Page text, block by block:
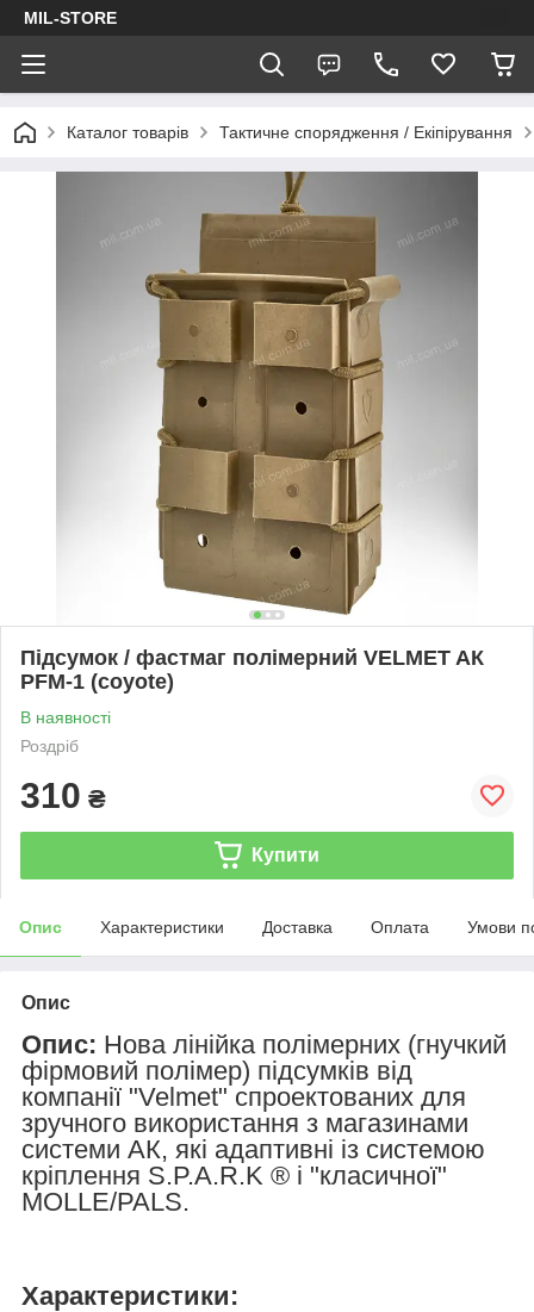
MIL-STORE
Каталог товарів Тактичне спорядження / Екіпірування
Підсумок / фастмаг полімерний VELMET AК
PFM-1 (coyote)
В наявності
Роздріб
310 ₴
Купити
Опис Характеристики Доставка Оплата Умови
Опис
Опис: Нова лінійка полімерних (гнучкий
фірмовий полімер) підсумків від
компанії "Velmet" спроектованих для
зручного використання з магазинами
системи АК, які адаптивні із системою
кріплення S.P.A.R.K ® і "класичної"
MOLLE/PALS.
Характеристики: